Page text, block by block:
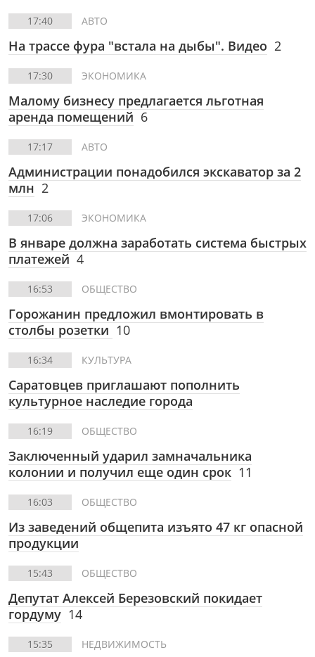
17:40 АВТО
На трассе фура "встала на дыбы". Видео 2
17:30 ЭКОНОМИКА
Малому бизнесу предлагается льготная
аренда помещений 6
17:17 АВТО
Администрации понадобился экскаватор за 2
млн 2
17:06 ЭКОНОМИКА
В январе должна заработать система быстрых
платежей 4
16:53 ОБЩЕСТВО
Горожанин предложил вмонтировать в
столбы розетки 10
16:34 КУЛЬТУРА
Саратовцев приглашают пополнить
культурное наследие города
16:19 ОБЩЕСТВО
Заключенный ударил замначальника
колонии и получил еще один срок 11
16:03 ОБЩЕСТВО
Из заведений общепита изъято 47 кг опасной
продукции
15:43 ОБЩЕСТВО
Депутат Алексей Березовский покидает
гордуму 14
15:35 НЕДВИЖИМОСТЬ